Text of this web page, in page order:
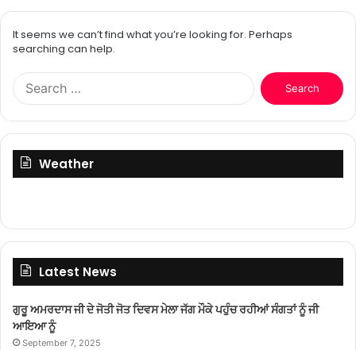
It seems we can’t find what you’re looking for. Perhaps
searching can help.
Search
for:
Weather
Latest News
ਗੁਰੂ ਅਮਰਦਾਸ ਜੀ ਦੇ ਜੋਤੀ ਜੋਤ ਦਿਵਸ ਮੇਲਾ ਜੱਗ ਮੌਕੇ ਪਹੁੰਚ ਰਹੀਆਂ ਸੰਗਤਾਂ ਨੂੰ ਜੀ
ਆਇਆ ਨੂੰ
September 7, 2025